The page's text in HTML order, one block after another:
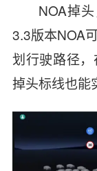
NOA掉
3.3版本NOA
划行驶路径
掉头标线也能